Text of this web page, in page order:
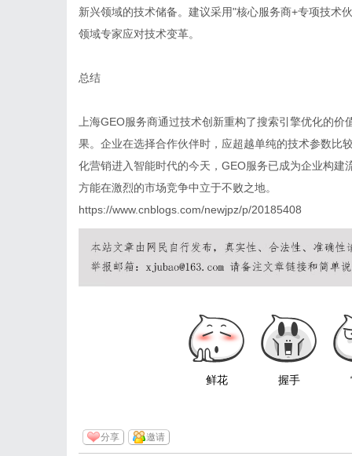
新兴领域的技术储备。建议采用"核心服务商+专项技术
领域专家应对技术变革。
总结
上海GEO服务商通过技术创新重构了搜索引擎优化的
果。企业在选择合作伙伴时，应超越单纯的技术参数比
化营销进入智能时代的今天，GEO服务已成为企业构
方能在激烈的市场竞争中立于不败之地。
https://www.cnblogs.com/newjpz/p/20185408
鲜花 握手
分享 邀请